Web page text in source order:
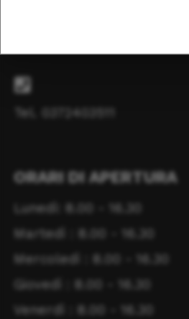
Tel. 0372403511
ORARI DI APERTURA
Lunedì: 8.00 - 16.30
Martedì : 8.00 - 16.30
Mercoledì : 8.00 - 16.30
Giovedì : 8.00 - 16.30
Venerdì : 8.00 - 16.30